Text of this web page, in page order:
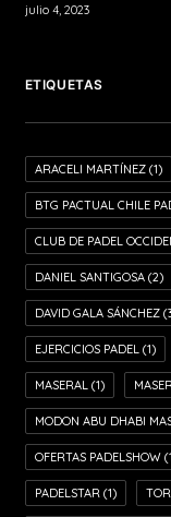
julio 4, 2023
ETIQUETAS
ARACELI MARTÍNEZ(1)
BTG PACTUAL CHILE
CLUB DE PADEL
DANIEL SANTIGOSA(2)
DAVID GALA SÁNCHEZ
EJERCICIOS PADEL(1)
MASERAL(1)
MODON ABU DHABI
OFERTAS PADELSHOW
PADELSTAR(1)